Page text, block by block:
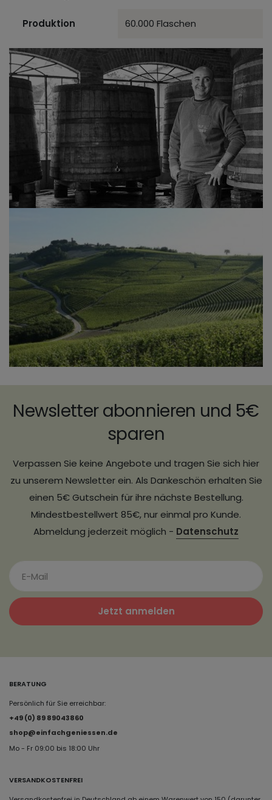
Produktion 60.000 Flaschen
Newsletter abonnieren und 5€
sparen
Verpassen Sie keine Angebote und tragen Sie sich hier
zu unserem Newsletter ein. Als Dankeschön erhalten Sie
einen 5€ Gutschein für ihre nächste Bestellung.
Mindestbestellwert 85€, nur einmal pro Kunde.
Abmeldung jederzeit möglich - Datenschutz
Jetzt anmelden
BERATUNG
Persönlich für Sie erreichbar:
+49 (0) 89 89043860
shop@einfachgeniessen.de
Mo - Fr 09:00 bis 18:00 Uhr
VERSANDKOSTENFREI